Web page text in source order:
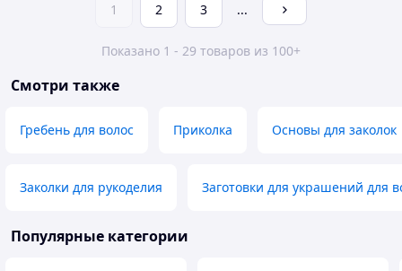
1 2 3 ...
Показано 1 - 29 товаров из 100+
Смотри также
Гребень для волос Приколка Основы для заколок
Заколки для рукоделия Заготовки для украшений для
Популярные категории